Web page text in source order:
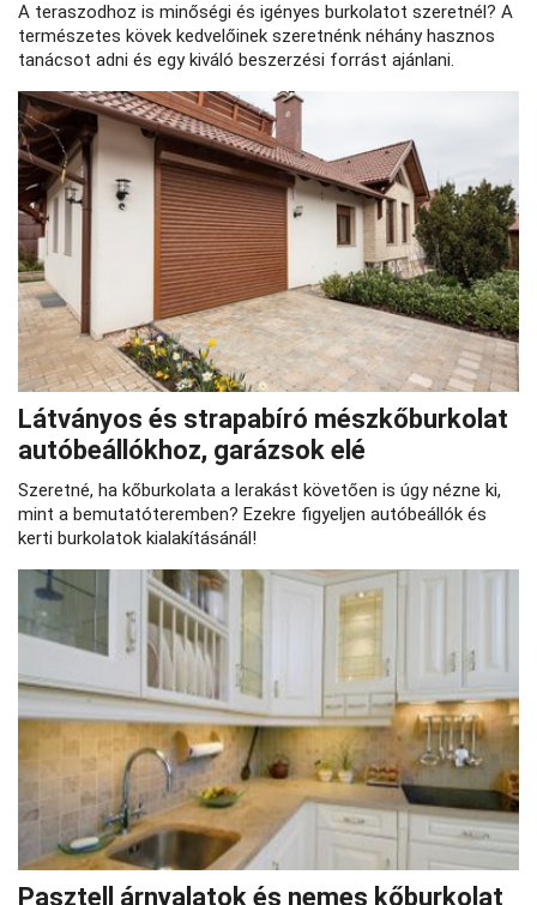
A teraszodhoz is minőségi és igényes burkolatot szeretnél? A
természetes kövek kedvelőinek szeretnénk néhány hasznos
tanácsot adni és egy kiváló beszerzési forrást ajánlani.
Látványos és strapabíró mészkőburkolat
autóbeállókhoz, garázsok elé
Szeretné, ha kőburkolata a lerakást követően is úgy nézne ki,
mint a bemutatóteremben? Ezekre figyeljen autóbeállók és
kerti burkolatok kialakításánál!
Pasztell árnyalatok és nemes kőburkolat